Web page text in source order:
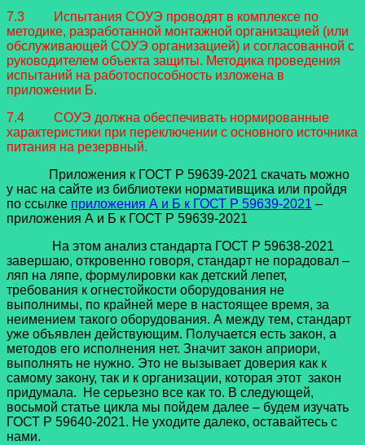
7.3 Испытания СОУЭ проводят в комплексе по
методике, разработанной монтажной организацией (или
обслуживающей СОУЭ организацией) и согласованной с
руководителем объекта защиты. Методика проведения
испытаний на работоспособность изложена в
приложении Б.
7.4 СОУЭ должна обеспечивать нормированные
характеристики при переключении с основного источника
питания на резервный.
Приложения к ГОСТ Р 59639-2021 скачать можно
у нас на сайте из библиотеки нормативщика или пройдя
по ссылке приложения А и Б к ГОСТ Р 59639-2021 –
приложения А и Б к ГОСТ Р 59639-2021
На этом анализ стандарта ГОСТ Р 59638-2021
завершаю, откровенно говоря, стандарт не порадовал –
ляп на ляпе, формулировки как детский лепет,
требования к огнестойкости оборудования не
выполнимы, по крайней мере в настоящее время, за
неимением такого оборудования. А между тем, стандарт
уже объявлен действующим. Получается есть закон, а
методов его исполнения нет. Значит закон априори,
выполнять не нужно. Это не вызывает доверия как к
самому закону, так и к организации, которая этот закон
придумала. Не серьезно все как то. В следующей,
восьмой статье цикла мы пойдем далее – будем изучать
ГОСТ Р 59640-2021. Не уходите далеко, оставайтесь с
нами.